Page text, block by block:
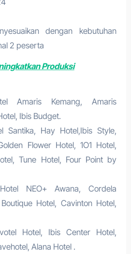
dengan kebutuhan
2 peserta
Produksi
Amaris Kemang, Amaris
Ibis Budget.
Santika, Hay Hotel,Ibis Style,
Flower Hotel, 1O1 Hotel,
Tune Hotel, Four Point by
NEO+ Awana, Cordela
Hotel, Cavinton Hotel,
Hotel, Ibis Center Hotel,
Alana Hotel .